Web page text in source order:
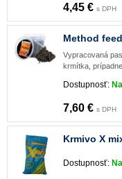
4,45 € s DPH
Method
Vypracovaná
krmítka,
Dostupnosť:
7,60 € s DPH
Krmivo X
Dostupnosť: